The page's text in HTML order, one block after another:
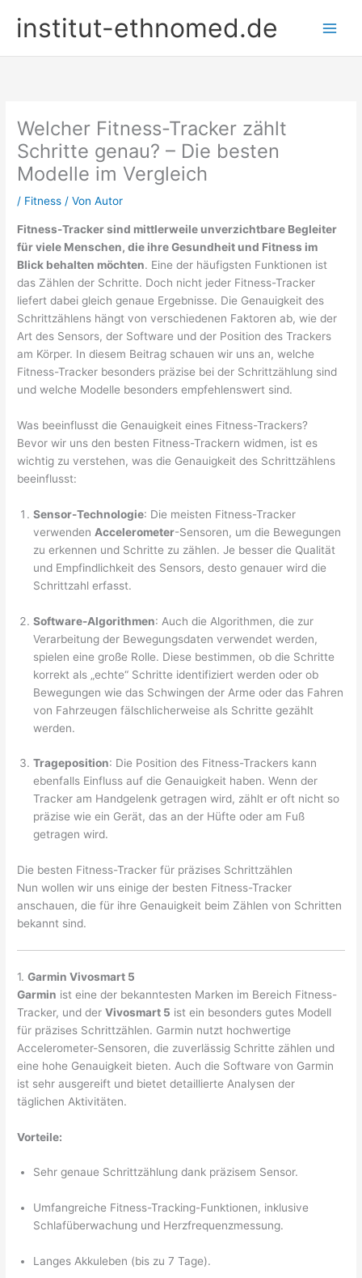
Inhaltinstitut-ethnomed.de
Welcher Fitness-Tracker zählt
Schritte genau? – Die besten
Modelle im Vergleich
/ Fitness / VonAutor
Fitness-Tracker sind mittlerweile unverzichtbare Begleiter
für viele Menschen, die ihre Gesundheit und Fitness im
Blick behalten möchten. Eine der häufigsten Funktionen ist
das Zählen der Schritte. Doch nicht jeder Fitness-Tracker
liefert dabei gleich genaue Ergebnisse. Die Genauigkeit des
Schrittzählens hängt von verschiedenen Faktoren ab, wie der
Art des Sensors, der Software und der Position des Trackers
am Körper. In diesem Beitrag schauen wir uns an, welche
Fitness-Tracker besonders präzise bei der Schrittzählung sind
und welche Modelle besonders empfehlenswert sind.
Was beeinflusst die Genauigkeit eines Fitness-Trackers?
Bevor wir uns den besten Fitness-Trackern widmen, ist es
wichtig zu verstehen, was die Genauigkeit des Schrittzählens
beeinflusst:
Sensor-Technologie: Die meisten Fitness-Tracker
verwenden Accelerometer-Sensoren, um die Bewegungen
zu erkennen und Schritte zu zählen. Je besser die Qualität
und Empfindlichkeit des Sensors, desto genauer wird die
Schrittzahl erfasst.
Software-Algorithmen: Auch die Algorithmen, die zur
Verarbeitung der Bewegungsdaten verwendet werden,
spielen eine große Rolle. Diese bestimmen, ob die Schritte
korrekt als „echte“ Schritte identifiziert werden oder ob
Bewegungen wie das Schwingen der Arme oder das Fahren
von Fahrzeugen fälschlicherweise als Schritte gezählt
werden.
Trageposition: Die Position des Fitness-Trackers kann
ebenfalls Einfluss auf die Genauigkeit haben. Wenn der
Tracker am Handgelenk getragen wird, zählt er oft nicht so
präzise wie ein Gerät, das an der Hüfte oder am Fuß
getragen wird.
Die besten Fitness-Tracker für präzises Schrittzählen
Nun wollen wir uns einige der besten Fitness-Tracker
anschauen, die für ihre Genauigkeit beim Zählen von Schritten
bekannt sind.
1.Garmin Vivosmart 5
Garmin ist eine der bekanntesten Marken im Bereich Fitness-
Tracker, und derVivosmart 5 ist ein besonders gutes Modell
für präzises Schrittzählen. Garmin nutzt hochwertige
Accelerometer-Sensoren, die zuverlässig Schritte zählen und
eine hohe Genauigkeit bieten. Auch die Software von Garmin
ist sehr ausgereift und bietet detaillierte Analysen der
täglichen Aktivitäten.
Vorteile:
Sehr genaue Schrittzählung dank präzisem Sensor.
Umfangreiche Fitness-Tracking-Funktionen, inklusive
Schlafüberwachung und Herzfrequenzmessung.
Langes Akkuleben (bis zu 7 Tage).